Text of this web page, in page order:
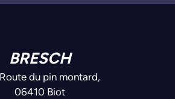
BRESCH
du pin montard,
06410 Biot